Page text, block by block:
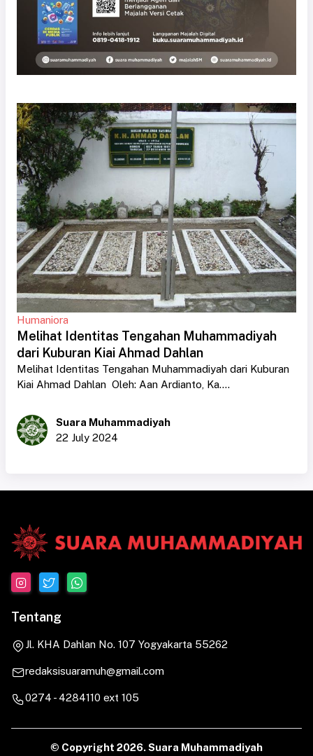
Humaniora
Melihat Identitas Tengahan Muhammadiyah
dari Kuburan Kiai Ahmad Dahlan
Melihat Identitas Tengahan Muhammadiyah dari Kuburan
Kiai Ahmad Dahlan Oleh: Aan Ardianto, Ka....
Suara Muhammadiyah
22 July 2024
Tentang
Jl. KHA Dahlan No. 107 Yogyakarta 55262
redaksisuaramuh@gmail.com
0274 - 4284110 ext 105
© Copyright 2026. Suara Muhammadiyah